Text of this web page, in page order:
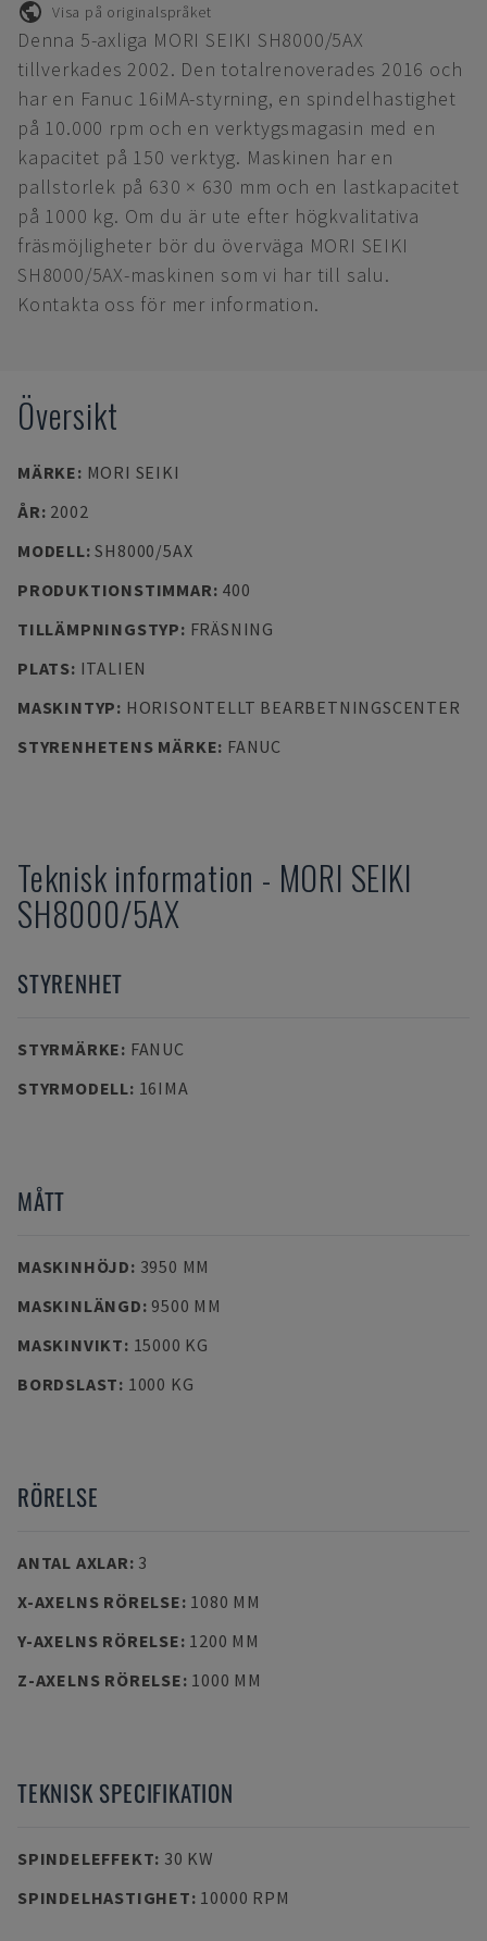
Visa på originalspråket
Denna 5-axliga MORI SEIKI SH8000/5AX
tillverkades 2002. Den totalrenoverades 2016 och
har en Fanuc 16iMA-styrning, en spindelhastighet
på 10.000 rpm och en verktygsmagasin med en
kapacitet på 150 verktyg. Maskinen har en
pallstorlek på 630 × 630 mm och en lastkapacitet
på 1000 kg. Om du är ute efter högkvalitativa
fräsmöjligheter bör du överväga MORI SEIKI
SH8000/5AX-maskinen som vi har till salu.
Kontakta oss för mer information.
Översikt
MÄRKE: MORI SEIKI
ÅR: 2002
MODELL:SH8000/5AX
PRODUKTIONSTIMMAR: 400
TILLÄMPNINGSTYP: FRÄSNING
PLATS: ITALIEN
MASKINTYP: HORISONTELLT BEARBETNINGSCENTER
STYRENHETENS MÄRKE: FANUC
Teknisk information - MORI SEIKI
SH8000/5AX
STYRENHET
STYRMÄRKE: FANUC
STYRMODELL: 16IMA
MÅTT
MASKINHÖJD: 3950 MM
MASKINLÄNGD: 9500 MM
MASKINVIKT: 15000 KG
BORDSLAST: 1000 KG
RÖRELSE
ANTAL AXLAR: 3
X-AXELNS RÖRELSE: 1080 MM
Y-AXELNS RÖRELSE: 1200 MM
Z-AXELNS RÖRELSE: 1000 MM
TEKNISK SPECIFIKATION
SPINDELEFFEKT: 30 KW
SPINDELHASTIGHET: 10000 RPM